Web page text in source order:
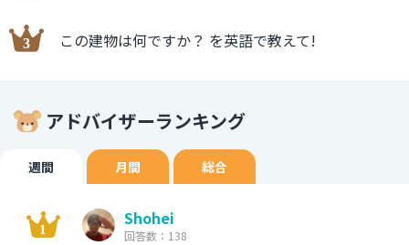
この建物は何ですか？ を英語で教えて!
アドバイザーランキング
週間 月間 総合
Shohei
回答数：138